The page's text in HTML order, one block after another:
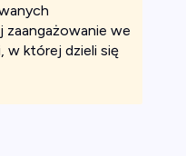
we
w której dzieli się